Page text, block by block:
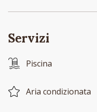
Servizi
Piscina
Aria condizionata